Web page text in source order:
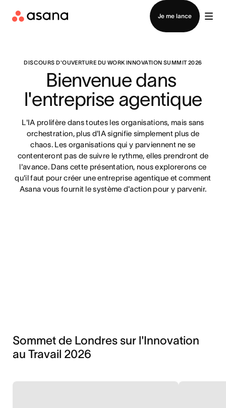
Je me lance
Contacter le service commercial
DISCOURS D'OUVERTURE DU WORK INNOVATION SUMMIT 2026
Bienvenue dans
l'entreprise agentique
L'IA prolifère dans toutes les organisations, mais sans
orchestration, plus d'IA signifie simplement plus de
chaos. Les organisations qui y parviennent ne se
contenteront pas de suivre le rythme, elles prendront de
l'avance. Dans cette présentation, nous explorerons ce
qu'il faut pour créer une entreprise agentique et comment
Asana vous fournit le système d'action pour y parvenir.
Sommet de Londres sur l'Innovation
au Travail 2026